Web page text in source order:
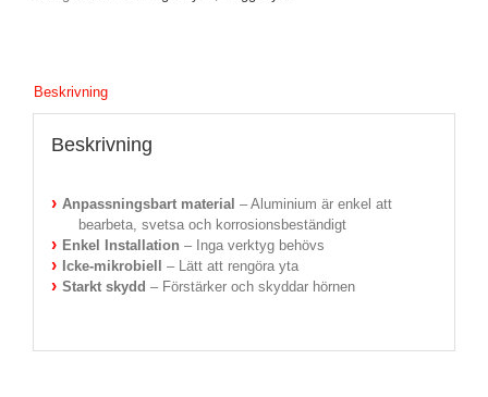
Beskrivning
Beskrivning
Anpassningsbart material – Aluminium är enkel att
bearbeta, svetsa och korrosionsbeständigt
Enkel Installation – Inga verktyg behövs
Icke-mikrobiell – Lätt att rengöra yta
Starkt skydd – Förstärker och skyddar hörnen